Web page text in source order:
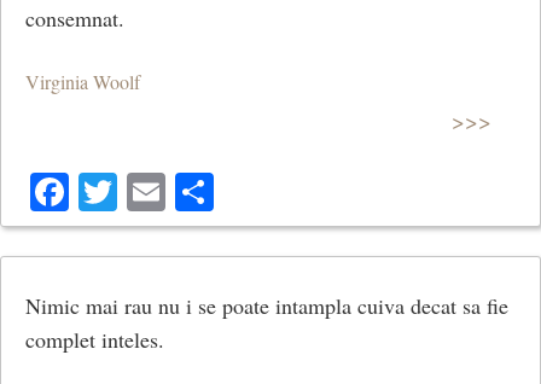
consemnat.
Virginia Woolf
>>>
Facebook
Twitter
Email
Nimic mai rau nu i se poate intampla cuiva decat sa fie
complet inteles.